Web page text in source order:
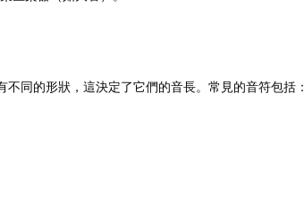
同的形狀，這決定了它們的音長。常見的音符包括：